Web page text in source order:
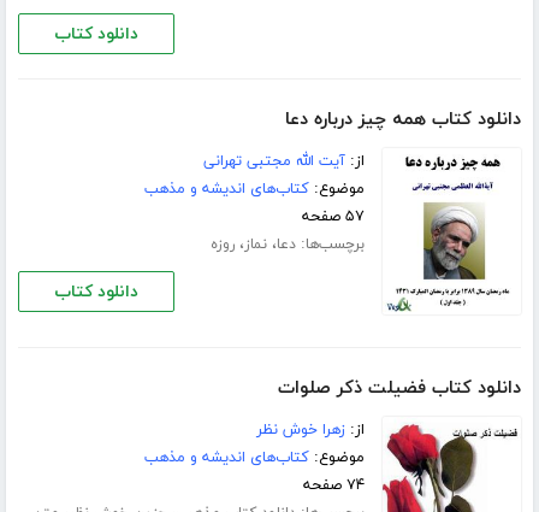
دانلود کتاب
دانلود کتاب همه چیز درباره دعا
از:آیت الله مجتبی تهرانی
موضوع:کتاب‌های اندیشه و مذهب
۵۷ صفحه
برچسب‌ها:دعا،نماز،روزه
دانلود کتاب
دانلود کتاب فضیلت ذکر صلوات
از:زهرا خوش نظر
موضوع:کتاب‌های اندیشه و مذهب
۷۴ صفحه